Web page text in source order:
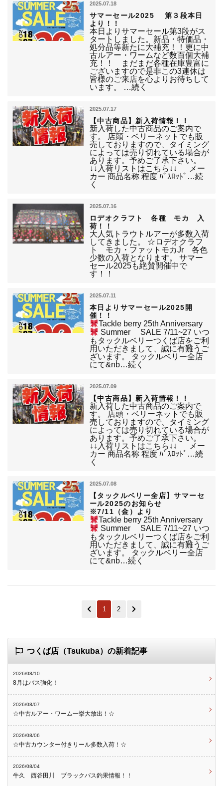
2025.07.18
サマーセール2025 第３段本日
より！！
本日よりサマーセール第3段がス
タートしました。新品・特価品・
処分品等新たに大補充！！更に中
古ルアー・ワームなど数百個大補
充！！ まだまだ各種在庫豊富に
ございますので是非この3連休は
皆様のご来店を心よりお待ちして
います。 …続く
2025.07.17
【中古商品】新入荷情報！！
新入荷した中古商品のご案内で
す。 店頭・ベリーネットでも販
売しておりますので、タイミング
によっては売り切れている場合が
あります。予めご了承下さい。
↓↓入荷リストはこちら↓↓ メー
カー 商品名称 程度 ﾊﾞｽﾛｯﾄﾞ…続
く
2025.07.16
ロデオクラフト 各種 モカ 入
荷！！
大人気トラウトルアーが多数入荷
してきました。 ☆ロデオクラフ
ト モカ・ファットモカJr 各色
少数の入荷となります。 サマー
セール2025も絶賛開催中で
す！！
2025.07.11
本日よりサマーセール2025開
催！！
Tackle berry 25th Anniversary
Summer SALE 7/11~27 いつ
もタックルベリーつくば店をご利
用いただきまして、誠に有難うご
ざいます。 タックルベリー全店
にて&nb…続く
2025.07.09
【中古商品】新入荷情報！！
新入荷した中古商品のご案内で
す。 店頭・ベリーネットでも販
売しておりますので、タイミング
によっては売り切れている場合が
あります。予めご了承下さい。
↓↓入荷リストはこちら↓↓ メー
カー 商品名称 程度 ﾊﾞｽﾛｯﾄﾞ…続
く
2025.07.08
【タックルベリー全店】サマーセ
ール2025のお知らせ
※7/11（金）より
Tackle berry 25th Anniversary
Summer SALE 7/11~27 いつ
もタックルベリーつくば店をご利
用いただきまして、誠に有難うご
ざいます。 タックルベリー全店
にて&nb…続く
1 2
つくば店（Tsukuba）の新着記事
2026/08/10
8月はバス強化！
2026/08/07
☆中古ルアー・ワーム一挙大放出！☆
2026/08/06
☆中古カウンター付きリール多数入荷！☆
2026/08/04
牛久 西谷田川 ブラックバス釣果情報！！